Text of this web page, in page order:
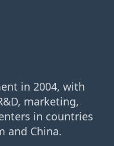
in 2004, with
marketing,
in countries
and China.